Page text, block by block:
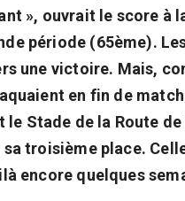
», ouvrait le score à
période (65ème).
une victoire. Mais,
en fin de
Stade de la Route
troisième place.
encore quelques